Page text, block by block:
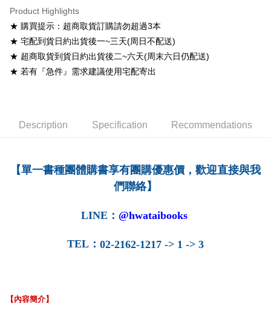
NT$60/order
7-11取貨付款
NT$60/order
付款後7-11取貨
NT$100/order
NT$160/order
Product Highlights
★ 購買提示：超商取貨訂購請勿超過3本
★ 宅配到貨日約出貨後一~三天(周日不配送)
★ 超商取貨到貨日約出貨後二~六天(周末六日仍配送)
★ 若有『急件』需求建議使用宅配寄出
Description Specification Recommendations
【單一書種團體購書享有團購優惠價，歡迎直接與我
們聯絡】
LINE ： @hwataibooks
TEL ： 02-2162-1217 -> 1 -> 3
【內容簡介】